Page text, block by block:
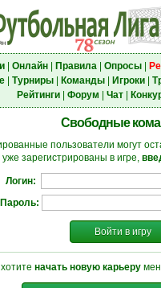
| Онлайн| Правила| Опросы|
| Турниры| Команды| Игроки|
Рейтинги| Форум Чат|
Свободные
пользователи могут
зарегистрированы в игре,
Логин:
Пароль:
Войти в игру
начать новую карьеру